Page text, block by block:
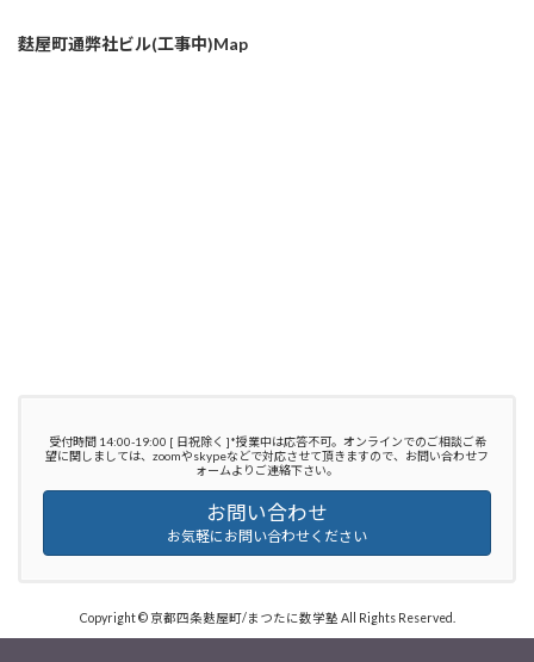
麩屋町通弊社ビル(工事中)Map
受付時間 14:00-19:00 [ 日祝除く ]*授業中は応答不可。オンラインでのご相談ご希
望に関しましては、zoomやskypeなどで対応させて頂きますので、お問い合わせフ
ォームよりご連絡下さい。
お問い合わせ
お気軽にお問い合わせください
Copyright © 京都四条麩屋町/まつたに数学塾 All Rights Reserved.